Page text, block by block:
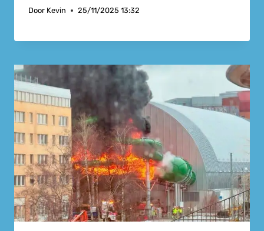
Door Kevin 25/11/2025 13:32